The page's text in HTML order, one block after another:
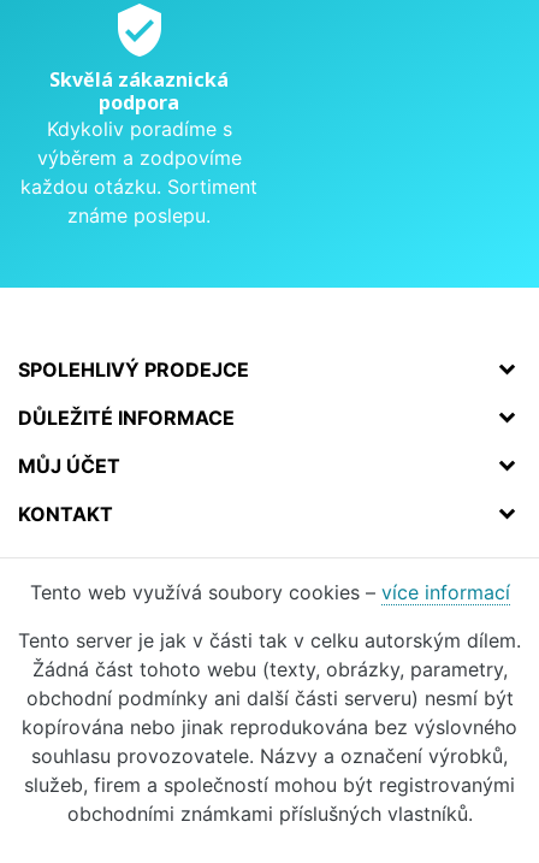
verified_user
Skvělá zákaznická
podpora
Kdykoliv poradíme s
výběrem a zodpovíme
každou otázku. Sortiment
známe poslepu.
SPOLEHLIVÝ PRODEJCE
DŮLEŽITÉ INFORMACE
MŮJ ÚČET
KONTAKT
Tento web využívá soubory cookies – více informací
Tento server je jak v části tak v celku autorským dílem.
Žádná část tohoto webu (texty, obrázky, parametry,
obchodní podmínky ani další části serveru) nesmí být
kopírována nebo jinak reprodukována bez výslovného
souhlasu provozovatele. Názvy a označení výrobků,
služeb, firem a společností mohou být registrovanými
obchodními známkami příslušných vlastníků.